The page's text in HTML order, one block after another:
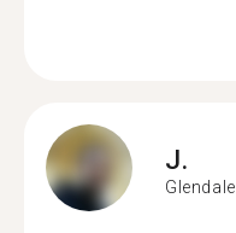
J.
Glendale